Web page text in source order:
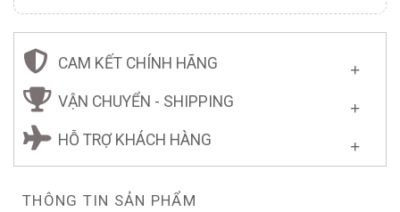
CAM KẾT CHÍNH HÃNG
VẬN CHUYỂN - SHIPPING
HỖ TRỢ KHÁCH HÀNG
THÔNG TIN SẢN PHẨM